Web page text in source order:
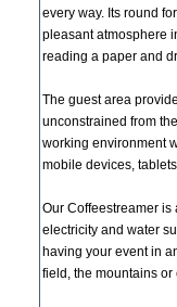
every way. Its round
pleasant atmosphere
reading a paper and
The guest area
unconstrained from
working environment
mobile devices,
Our Coffeestreamer
electricity and water
having your event in
field, the mountains